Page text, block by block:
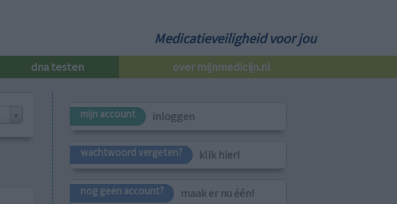
Medicatieveiligheid voor jou
dna testen over mijnmedicijn.nl
mijn account inloggen
wachtwoord vergeten? klik hier!
nog geen account? maak er nu één!